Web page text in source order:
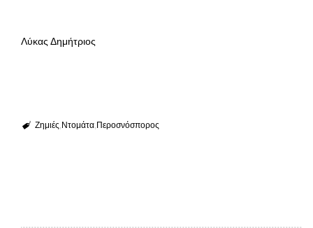
Λύκας Δημήτριος
Ζημιές Ντομάτα Περοσνόσπορος